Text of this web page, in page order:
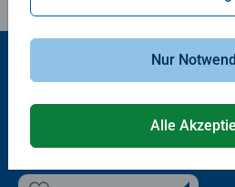
Beliebte Auswahl
Andere Kunden
Nur
Alle